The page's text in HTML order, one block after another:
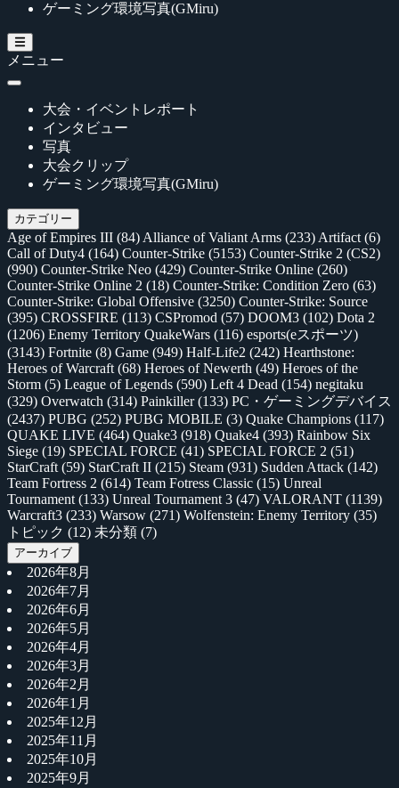
ゲーミング環境写真(GMiru)
メニュー
大会・イベントレポート
インタビュー
写真
大会クリップ
ゲーミング環境写真(GMiru)
カテゴリー
Age of Empires III (84) Alliance of Valiant Arms (233) Artifact (6)
Call of Duty4 (164) Counter-Strike (5153) Counter-Strike 2 (CS2)
(990) Counter-Strike Neo (429) Counter-Strike Online (260)
Counter-Strike Online 2 (18) Counter-Strike: Condition Zero (63)
Counter-Strike: Global Offensive (3250) Counter-Strike: Source
(395) CROSSFIRE (113) CSPromod (57) DOOM3 (102) Dota 2
(1206) Enemy Territory QuakeWars (116) esports(eスポーツ)
(3143) Fortnite (8) Game (949) Half-Life2 (242) Hearthstone:
Heroes of Warcraft (68) Heroes of Newerth (49) Heroes of the
Storm (5) League of Legends (590) Left 4 Dead (154) negitaku
(329) Overwatch (314) Painkiller(133) PC・ゲーミングデバイス
(2437) PUBG (252) PUBG MOBILE (3) Quake Champions (117)
QUAKE LIVE (464) Quake3 (918) Quake4 (393) Rainbow Six
Siege (19) SPECIAL FORCE (41) SPECIAL FORCE 2 (51)
StarCraft (59) StarCraft II (215) Steam (931) Sudden Attack (142)
Team Fortress 2 (614) Team Fotress Classic (15) Unreal
Tournament (133) Unreal Tournament 3 (47) VALORANT (1139)
Warcraft3 (233) Warsow (271) Wolfenstein: Enemy Territory (35)
トピック (12) 未分類 (7)
アーカイブ
2026年8月
2026年7月
2026年6月
2026年5月
2026年4月
2026年3月
2026年2月
2026年1月
2025年12月
2025年11月
2025年10月
2025年9月